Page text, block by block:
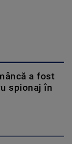
a fost
spionaj în